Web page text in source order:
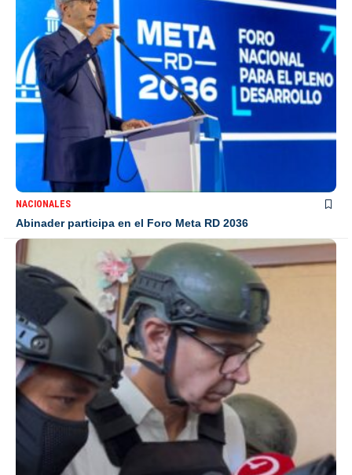
NACIONALES
Abinader participa en el Foro Meta RD 2036